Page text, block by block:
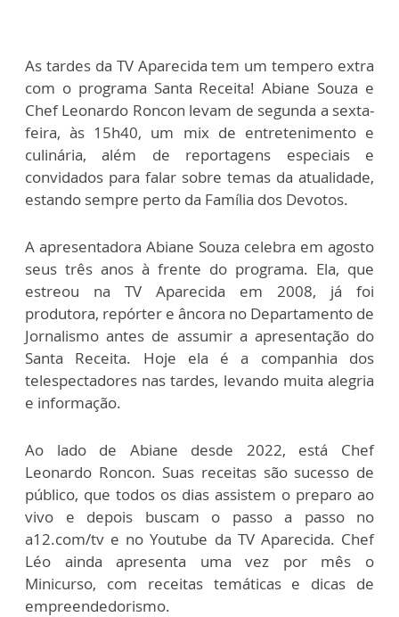
As tardes da TV Aparecida tem um tempero extra
com o programa Santa Receita! Abiane Souza e
Chef Leonardo Roncon levam de segunda a sexta-
feira, às 15h40, um mix de entretenimento e
culinária, além de reportagens especiais e
convidados para falar sobre temas da atualidade,
estando sempre perto da Família dos Devotos.
A apresentadora Abiane Souza celebra em agosto
seus três anos à frente do programa. Ela, que
estreou na TV Aparecida em 2008, já foi
produtora, repórter e âncora no Departamento de
Jornalismo antes de assumir a apresentação do
Santa Receita. Hoje ela é a companhia dos
telespectadores nas tardes, levando muita alegria
e informação.
Ao lado de Abiane desde 2022, está Chef
Leonardo Roncon. Suas receitas são sucesso de
público, que todos os dias assistem o preparo ao
vivo e depois buscam o passo a passo no
a12.com/tv e no Youtube da TV Aparecida. Chef
Léo ainda apresenta uma vez por mês o
Minicurso, com receitas temáticas e dicas de
empreendedorismo.